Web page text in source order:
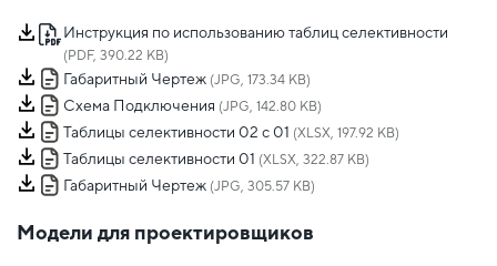
Инструкция по использованию таблиц селективности
(PDF, 390.22 KB)
Габаритный Чертеж (JPG, 173.34 KB)
Схема Подключения (JPG, 142.80 KB)
Таблицы селективности 02 с 01 (XLSX, 197.92 KB)
Таблицы селективности 01 (XLSX, 322.87 KB)
Габаритный Чертеж (JPG, 305.57 KB)
Модели для проектировщиков